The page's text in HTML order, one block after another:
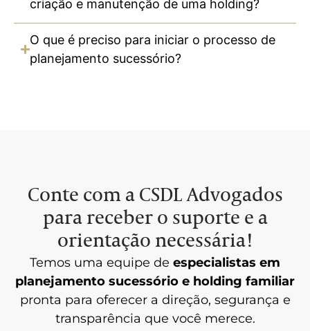
criação e manutenção de uma holding?
O que é preciso para iniciar o processo de
planejamento sucessório?
Conte com a CSDL Advogados
para receber o suporte e a
orientação necessária!
Temos uma equipe de especialistas em
planejamento sucessório e holding familiar
pronta para oferecer a direção, segurança e
transparência que você merece.